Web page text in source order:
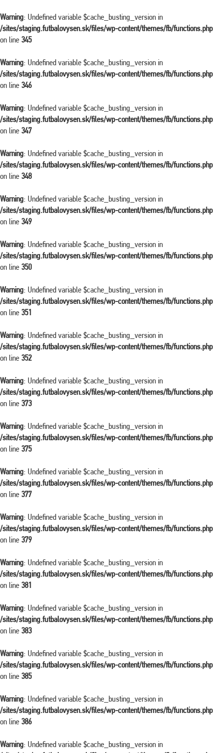
Warning: Undefined variable $cache_busting_version in
/sites/staging.futbalovysen.sk/files/wp-content/themes/fb/functions.php
on line 345
Warning: Undefined variable $cache_busting_version in
/sites/staging.futbalovysen.sk/files/wp-content/themes/fb/functions.php
on line 346
Warning: Undefined variable $cache_busting_version in
/sites/staging.futbalovysen.sk/files/wp-content/themes/fb/functions.php
on line 347
Warning: Undefined variable $cache_busting_version in
/sites/staging.futbalovysen.sk/files/wp-content/themes/fb/functions.php
on line 348
Warning: Undefined variable $cache_busting_version in
/sites/staging.futbalovysen.sk/files/wp-content/themes/fb/functions.php
on line 349
Warning: Undefined variable $cache_busting_version in
/sites/staging.futbalovysen.sk/files/wp-content/themes/fb/functions.php
on line 350
Warning: Undefined variable $cache_busting_version in
/sites/staging.futbalovysen.sk/files/wp-content/themes/fb/functions.php
on line 351
Warning: Undefined variable $cache_busting_version in
/sites/staging.futbalovysen.sk/files/wp-content/themes/fb/functions.php
on line 352
Warning: Undefined variable $cache_busting_version in
/sites/staging.futbalovysen.sk/files/wp-content/themes/fb/functions.php
on line 373
Warning: Undefined variable $cache_busting_version in
/sites/staging.futbalovysen.sk/files/wp-content/themes/fb/functions.php
on line 375
Warning: Undefined variable $cache_busting_version in
/sites/staging.futbalovysen.sk/files/wp-content/themes/fb/functions.php
on line 377
Warning: Undefined variable $cache_busting_version in
/sites/staging.futbalovysen.sk/files/wp-content/themes/fb/functions.php
on line 379
Warning: Undefined variable $cache_busting_version in
/sites/staging.futbalovysen.sk/files/wp-content/themes/fb/functions.php
on line 381
Warning: Undefined variable $cache_busting_version in
/sites/staging.futbalovysen.sk/files/wp-content/themes/fb/functions.php
on line 383
Warning: Undefined variable $cache_busting_version in
/sites/staging.futbalovysen.sk/files/wp-content/themes/fb/functions.php
on line 385
Warning: Undefined variable $cache_busting_version in
/sites/staging.futbalovysen.sk/files/wp-content/themes/fb/functions.php
on line 386
Warning: Undefined variable $cache_busting_version in